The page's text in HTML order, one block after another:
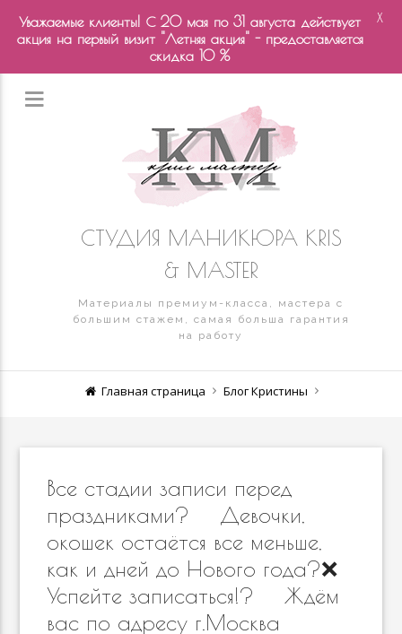
СТУДИЯ МАНИКЮРА KRIS
& MASTER
Материалы премиум-класса, мастера с
большим стажем, самая больша гарантия
на работу
Главная страница Блог Кристины
Все стадии записи перед
праздниками? ⠀ Девочки,
окошек остаётся все меньше,
как и дней до Нового года?❌
Успейте записаться!? ⠀ Ждём
вас по адресу г.Москва
Уважаемые клиенты! С 20 мая по 31 августа действует
акция на первый визит "Летняя акция" - предоставляется
скидка 10 %
X